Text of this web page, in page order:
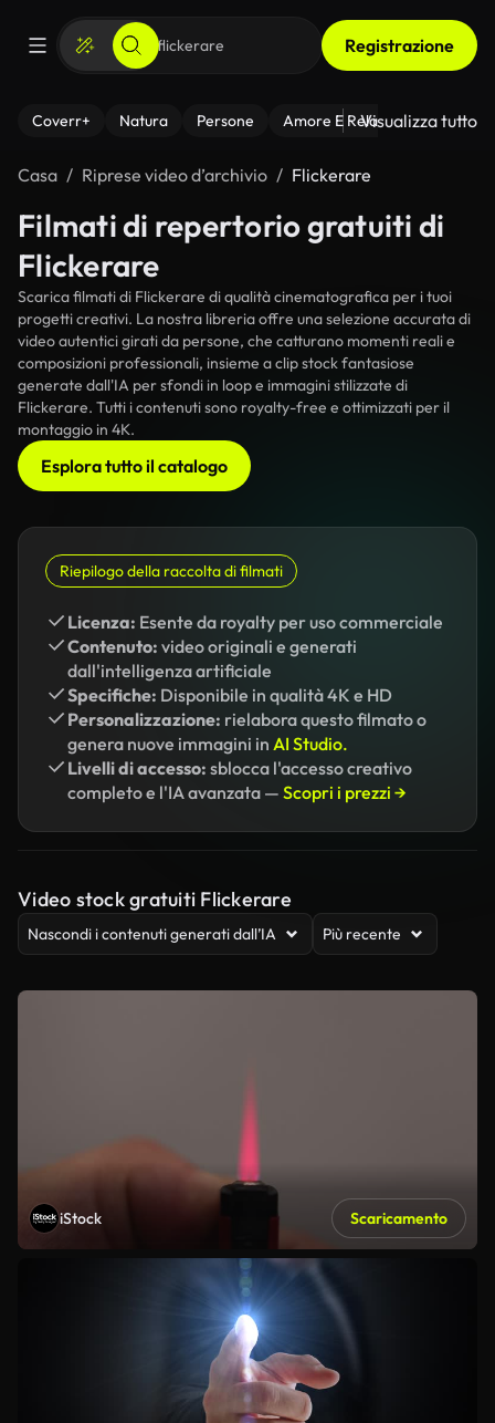
Registrazione
Coverr+ Natura Persone Amore E Relazioni Il
Visualizza tutto
Casa Riprese video d’archivio Flickerare
Filmati di repertorio gratuiti di
Flickerare
Scarica filmati di Flickerare di qualità cinematografica per i tuoi
progetti creativi. La nostra libreria offre una selezione accurata di
video autentici girati da persone, che catturano momenti reali e
composizioni professionali, insieme a clip stock fantasiose
generate dall'IA per sfondi in loop e immagini stilizzate di
Flickerare. Tutti i contenuti sono royalty-free e ottimizzati per il
montaggio in 4K.
Esplora tutto il catalogo
Riepilogo della raccolta di filmati
Licenza: Esente da royalty per uso commerciale
Contenuto: video originali e generati
dall'intelligenza artificiale
Specifiche: Disponibile in qualità 4K e HD
Personalizzazione: rielabora questo filmato o
genera nuove immagini in AI Studio.
Livelli di accesso: sblocca l'accesso creativo
completo e l'IA avanzata — Scopri i prezzi →
Video stock gratuiti Flickerare
Nascondi i contenuti generati dall’IA Più recente
iStock Scaricamento